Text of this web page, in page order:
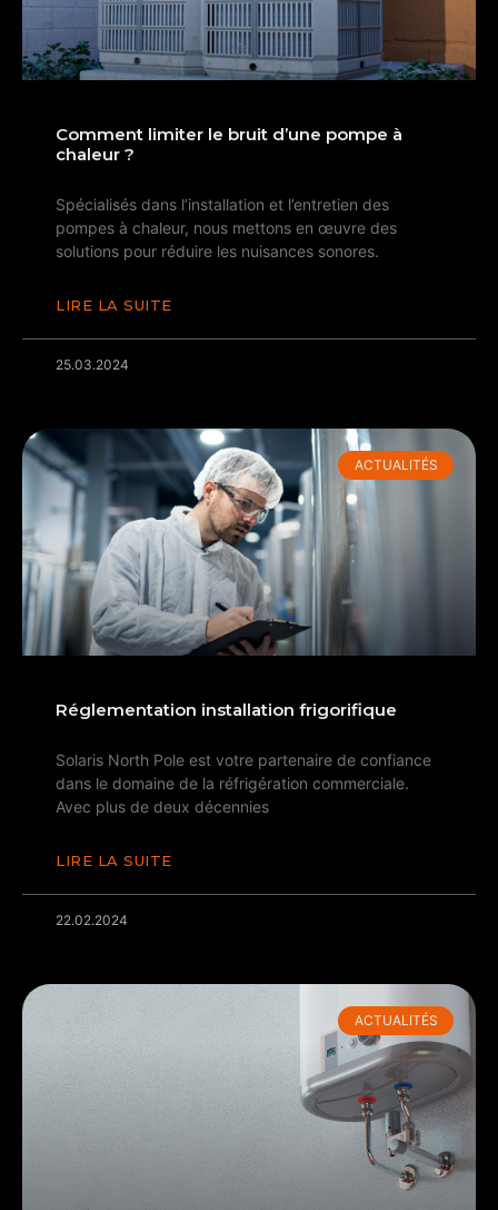
Comment limiter le bruit d’une pompe à
chaleur ?
Spécialisés dans l’installation et l’entretien des
pompes à chaleur, nous mettons en œuvre des
solutions pour réduire les nuisances sonores.
LIRE LA SUITE
25.03.2024
ACTUALITÉS
Réglementation installation frigorifique
Solaris North Pole est votre partenaire de confiance
dans le domaine de la réfrigération commerciale.
Avec plus de deux décennies
LIRE LA SUITE
22.02.2024
ACTUALITÉS